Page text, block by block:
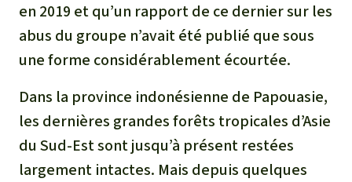
en 2019 et qu’un rapport de ce dernier sur les
abus du groupe n’avait été publié que sous
une forme considérablement écourtée.
Dans la province indonésienne de Papouasie,
les dernières grandes forêts tropicales d’Asie
du Sud-Est sont jusqu’à présent restées
largement intactes. Mais depuis quelques